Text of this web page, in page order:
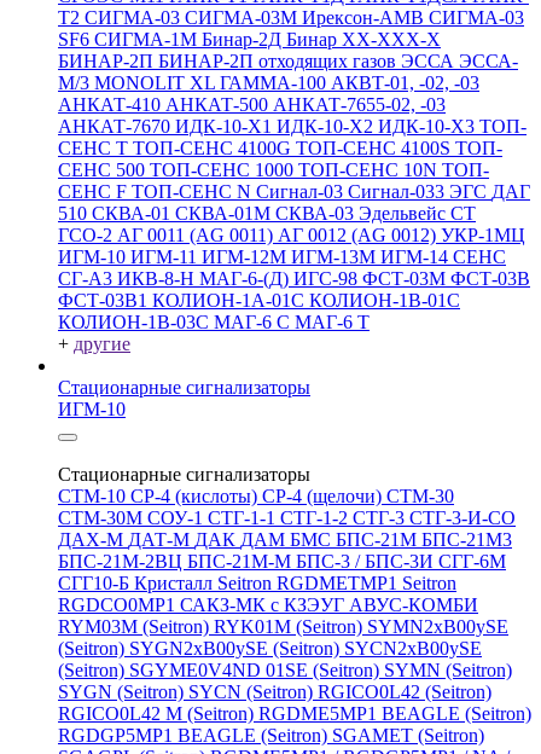
Т2 СИГМА-03 СИГМА-03М Ирексон-АМВ СИГМА-03
SF6 СИГМА-1М Бинар-2Д Бинар ХХ-ХХХ-Х
БИНАР-2П БИНАР-2П отходящих газов ЭССА ЭССА-
М/3 MONOLIT XL ГАММА-100 АКВТ-01, -02, -03
АНКАТ-410 АНКАТ-500 АНКАТ-7655-02, -03
АНКАТ-7670 ИДК-10-Х1 ИДК-10-Х2 ИДК-10-Х3 ТОП-
СЕНС Т ТОП-СЕНС 4100G ТОП-СЕНС 4100S ТОП-
СЕНС 500 ТОП-СЕНС 1000 ТОП-СЕНС 10N ТОП-
СЕНС F ТОП-СЕНС N Сигнал-03 Сигнал-033 ЭГС ДАГ
510 СКВА-01 СКВА-01М СКВА-03 Эдельвейс СТ
ГСО-2 АГ 0011 (AG 0011) АГ 0012 (AG 0012) УКР-1МЦ
ИГМ-10 ИГМ-11 ИГМ-12М ИГМ-13М ИГМ-14 СЕНС
СГ-А3 ИКВ-8-Н МАГ-6-(Д) ИГС-98 ФСТ-03М ФСТ-03В
ФСТ-03В1 КОЛИОН-1А-01С КОЛИОН-1В-01С
КОЛИОН-1В-03С МАГ-6 С МАГ-6 Т
+ другие
Стационарные сигнализаторы
ИГМ-10
Стационарные сигнализаторы
СТМ-10 СР-4 (кислоты) СР-4 (щелочи) СТМ-30
СТМ-30М СОУ-1 СТГ-1-1 СТГ-1-2 СТГ-3 СТГ-3-И-CO
ДАХ-М ДАТ-М ДАК ДАМ БМС БПС-21М БПС-21М3
БПС-21М-2ВЦ БПС-21М-М БПС-3 / БПС-3И СГГ-6М
СГГ10-Б Кристалл Seitron RGDMETMP1 Seitron
RGDCO0MP1 САКЗ-МК с КЗЭУГ АВУС-КОМБИ
RYM03M (Seitron) RYK01M (Seitron) SYMN2хB00ySE
(Seitron) SYGN2xB00ySE (Seitron) SYCN2xB00ySE
(Seitron) SGYME0V4ND 01SE (Seitron) SYMN (Seitron)
SYGN (Seitron) SYCN (Seitron) RGICO0L42 (Seitron)
RGICO0L42 M (Seitron) RGDME5MP1 BEAGLE (Seitron)
RGDGP5MP1 BEAGLE (Seitron) SGAMET (Seitron)